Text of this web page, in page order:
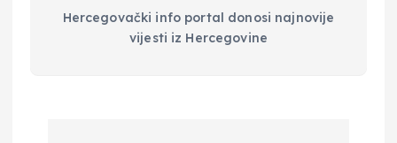
Hercegovački info portal donosi najnovije
vijesti iz Hercegovine